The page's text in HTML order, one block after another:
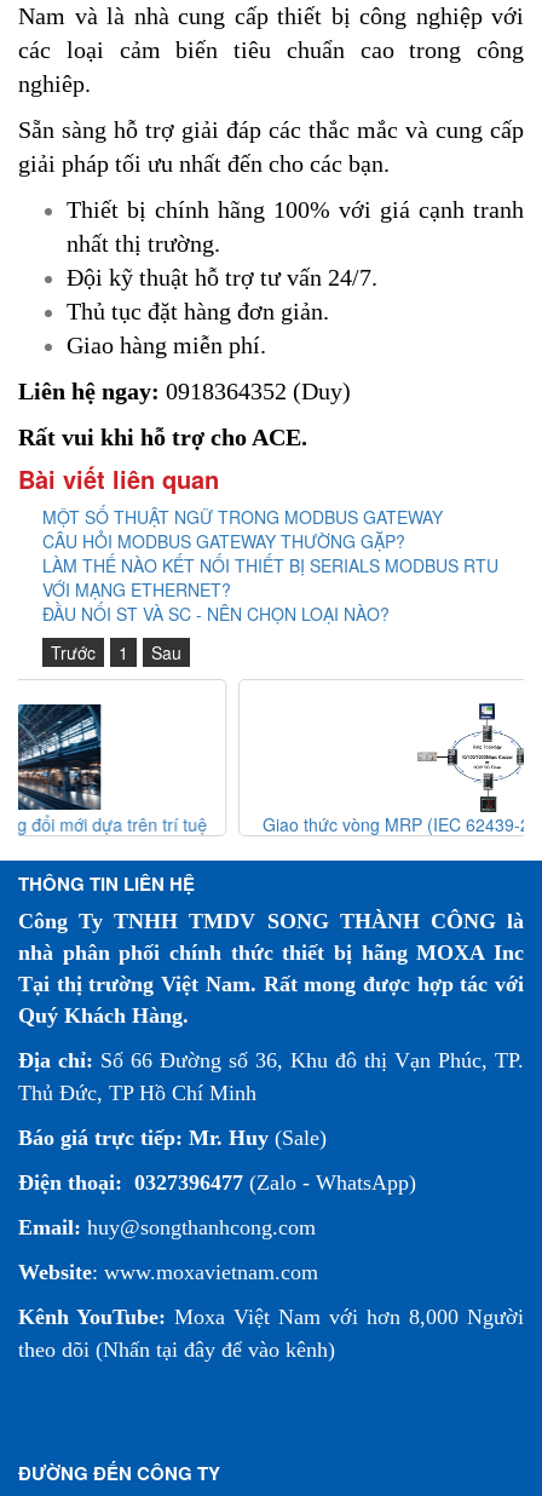
Nam và là nhà cung cấp thiết bị công nghiệp với
các loại cảm biến tiêu chuẩn cao trong công
nghiêp.
Sẵn sàng hỗ trợ giải đáp các thắc mắc và cung cấp
giải pháp tối ưu nhất đến cho các bạn.
Thiết bị chính hãng 100% với giá cạnh tranh
nhất thị trường.
​Đội kỹ thuật hỗ trợ tư vấn 24/7.
Thủ tục đặt hàng đơn giản.
Giao hàng miễn phí.
Liên hệ ngay: 0918364352 (Duy)
Rất vui khi hỗ trợ cho ACE.
Bài viết liên quan
MỘT SỐ THUẬT NGỮ TRONG MODBUS GATEWAY
CÂU HỎI MODBUS GATEWAY THƯỜNG GẶP?
LÀM THẾ NÀO KẾT NỐI THIẾT BỊ SERIALS MODBUS RTU
VỚI MẠNG ETHERNET?
ĐẦU NỐI ST VÀ SC - NÊN CHỌN LOẠI NÀO?
Trước
1 Sau
Giao thức vòng MRP (IEC 62439-2) – Giải pháp dự phòng
THÔNG TIN LIÊN HỆ
Công Ty TNHH TMDV SONG THÀNH CÔNG là
nhà phân phối chính thức thiết bị hãng MOXA Inc
Tại thị trường Việt Nam. Rất mong được hợp tác với
Quý Khách Hàng.
Địa chỉ: Số 66 Đường số 36, Khu đô thị Vạn Phúc, TP.
Thủ Đức, TP Hồ Chí Minh
Báo giá trực tiếp: Mr. Huy (Sale)
Điện thoại: 0327396477 (Zalo - WhatsApp)
Email: huy@songthanhcong.com
Website: www.moxavietnam.com
Kênh YouTube: Moxa Việt Nam với hơn 8,000 Người
theo dõi (Nhấn tại đây để vào kênh)
ĐƯỜNG ĐẾN CÔNG TY